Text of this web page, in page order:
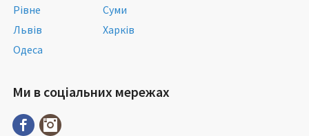
Рівне
Суми
Львів
Харків
Одеса
Ми в соціальних мережах